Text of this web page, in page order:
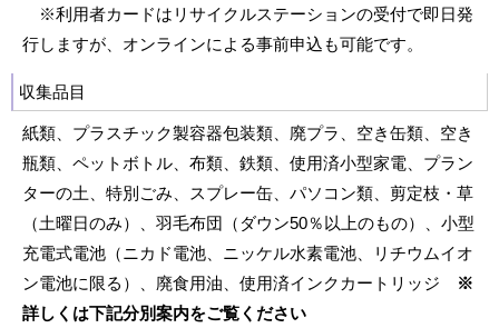
※利用者カードはリサイクルステーションの受付で即日発
行しますが、オンラインによる事前申込も可能です。
収集品目
紙類、プラスチック製容器包装類、廃プラ、空き缶類、空き
瓶類、ペットボトル、布類、鉄類、使用済小型家電、プラン
ターの土、特別ごみ、スプレー缶、パソコン類、剪定枝・草
（土曜日のみ）、羽毛布団（ダウン50％以上のもの）、小型
充電式電池（ニカド電池、ニッケル水素電池、リチウムイオ
ン電池に限る）、廃食用油、使用済インクカートリッジ
※
詳しくは下記分別案内をご覧ください